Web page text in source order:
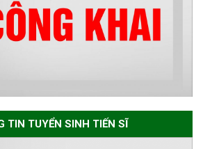
ban chuyên môn đánh giá hồ
sơ chuyên môn cho các thí sinh
dự tuyển nghiên cứu sinh đợt 1
Thông báo danh sách thí sinh
đủ điều kiện dự tuyển Chương
trình đào tạo tiến sĩ chuyên
ngành Môi trường và phát triển
TIN TUYỂN SINH TIẾN SĨ